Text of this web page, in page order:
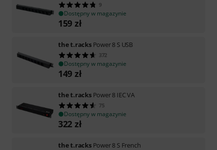
9
Dostępny w magazynie
159 zł
the t.racks Power 8 S USB
372
Dostępny w magazynie
149 zł
the t.racks Power 8 IEC VA
75
Dostępny w magazynie
322 zł
the t.racks Power 8 S French